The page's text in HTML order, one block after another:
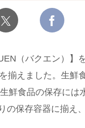
（バクエン）】
揃えました。生鮮
鮮食品の保存に
の保存容器に揃え